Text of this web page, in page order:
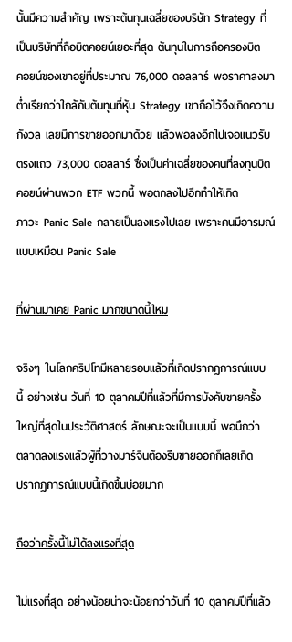
นั้นมีความสำคัญ เพราะต้นทุนเฉลี่ยของบริษัท Strategy ที่
เป็นบริษัทที่ถือบิตคอยน์เยอะที่สุด ต้นทุนในการถือครองบิต
คอยน์ของเขาอยู่ที่ประมาณ 76,000 ดอลลาร์ พอราคาลงมา
ต่ำเรียกว่าใกล้กับต้นทุนที่หุ้น Strategy เขาถือไว้จึงเกิดความ
กังวล เลยมีการขายออกมาด้วย แล้วพอลงอีกไปเจอแนวรับ
ตรงแถว 73,000 ดอลลาร์ ซึ่งเป็นค่าเฉลี่ยของคนที่ลงทุนบิต
คอยน์ผ่านพวก ETF พวกนี้ พอตกลงไปอีกทำให้เกิด
ภาวะ Panic Sale กลายเป็นลงแรงไปเลย เพราะคนมีอารมณ์
แบบเหมือน Panic Sale
ที่ผ่านมาเคย Panic มากขนาดนี้ไหม
จริงๆ ในโลกคริปโทมีหลายรอบแล้วที่เกิดปรากฏการณ์แบบ
นี้ อย่างเช่น วันที่ 10 ตุลาคมปีที่แล้วที่มีการบังคับขายครั้ง
ใหญ่ที่สุดในประวัติศาสตร์ ลักษณะจะเป็นแบบนี้ พอนึกว่า
ตลาดลงแรงแล้วผู้ที่วางมาร์จินต้องรีบขายออกก็เลยเกิด
ปรากฎการณ์แบบนี้เกิดขึ้นบ่อยมาก
ถือว่าครั้งนี้ไม่ได้ลงแรงที่สุด
ไม่แรงที่สุด อย่างน้อยน่าจะน้อยกว่าวันที่ 10 ตุลาคมปีที่แล้ว